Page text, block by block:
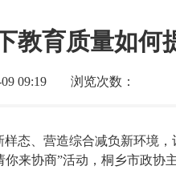
教育质量如
09:19 浏览次数：
态、营造综合减负新环境
你来协商”活动，桐乡市政